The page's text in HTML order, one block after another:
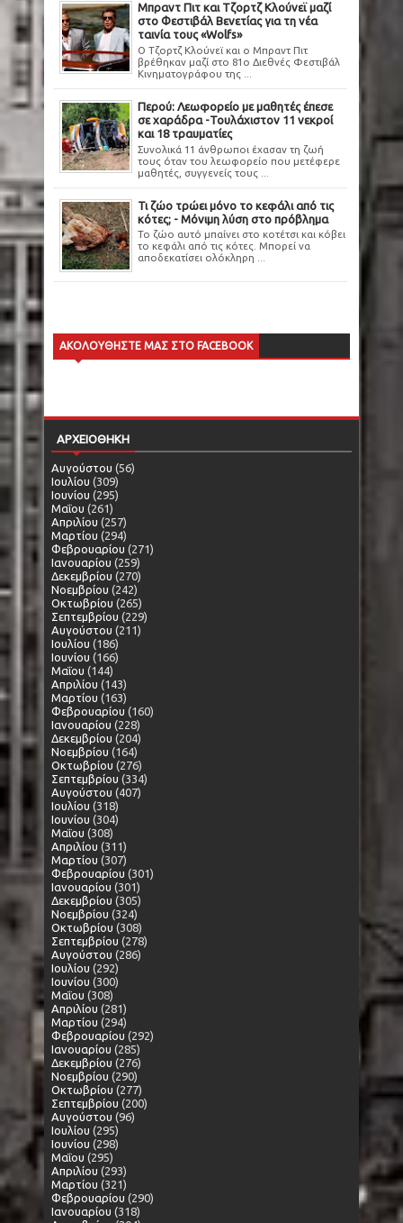
Μπραντ Πιτ και Τζορτζ Κλούνεϊ μαζί
στο Φεστιβάλ Βενετίας για τη νέα
ταινία τους «Wolfs»
Ο Τζορτζ Κλούνεϊ και ο Μπραντ Πιτ
βρέθηκαν μαζί στο 81ο Διεθνές Φεστιβάλ
Κινηματογράφου της ...
Περού: Λεωφορείο με μαθητές έπεσε
σε χαράδρα -Τουλάχιστον 11 νεκροί
και 18 τραυματίες
Συνολικά 11 άνθρωποι έχασαν τη ζωή
τους όταν του λεωφορείο που μετέφερε
μαθητές, συγγενείς τους ...
Τι ζώο τρώει μόνο το κεφάλι από τις
κότες; - Μόνιμη λύση στο πρόβλημα
Το ζώο αυτό μπαίνει στο κοτέτσι και κόβει
το κεφάλι από τις κότες. Μπορεί να
αποδεκατίσει ολόκληρη ...
ΑΚΟΛΟΥΘΗΣΤΕ ΜΑΣ ΣΤΟ FACEBOOK
ΑΡΧΕΙΟΘΗΚΗ
Αυγούστου (56)
Ιουλίου (309)
Ιουνίου (295)
Μαΐου (261)
Απριλίου (257)
Μαρτίου (294)
Φεβρουαρίου (271)
Ιανουαρίου (259)
Δεκεμβρίου (270)
Νοεμβρίου (242)
Οκτωβρίου (265)
Σεπτεμβρίου (229)
Αυγούστου (211)
Ιουλίου (186)
Ιουνίου (166)
Μαΐου (144)
Απριλίου (143)
Μαρτίου (163)
Φεβρουαρίου (160)
Ιανουαρίου (228)
Δεκεμβρίου (204)
Νοεμβρίου (164)
Οκτωβρίου (276)
Σεπτεμβρίου (334)
Αυγούστου (407)
Ιουλίου (318)
Ιουνίου (304)
Μαΐου (308)
Απριλίου (311)
Μαρτίου (307)
Φεβρουαρίου (301)
Ιανουαρίου (301)
Δεκεμβρίου (305)
Νοεμβρίου (324)
Οκτωβρίου (308)
Σεπτεμβρίου (278)
Αυγούστου (286)
Ιουλίου (292)
Ιουνίου (300)
Μαΐου (308)
Απριλίου (281)
Μαρτίου (294)
Φεβρουαρίου (292)
Ιανουαρίου (285)
Δεκεμβρίου (276)
Νοεμβρίου (290)
Οκτωβρίου (277)
Σεπτεμβρίου (200)
Αυγούστου (96)
Ιουλίου (295)
Ιουνίου (298)
Μαΐου (295)
Απριλίου (293)
Μαρτίου (321)
Φεβρουαρίου (290)
Ιανουαρίου (318)